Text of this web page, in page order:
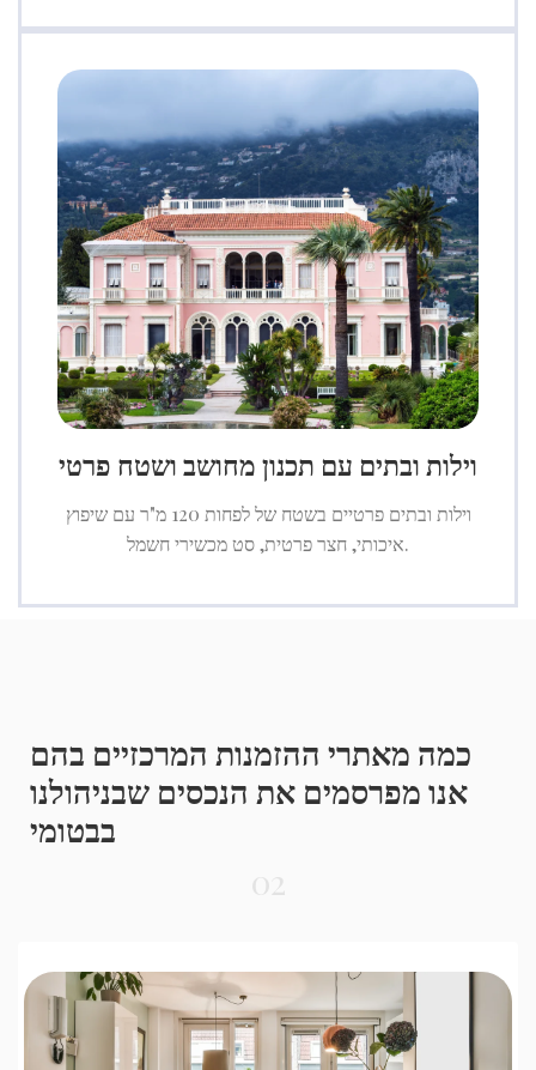
וילות ובתים עם תכנון מחושב ושטח פרטי
וילות ובתים פרטיים בשטח של לפחות 120 מ"ר עם שיפוץ
איכותי, חצר פרטית, סט מכשירי חשמל.
כמה מאתרי ההזמנות המרכזיים בהם
אנו מפרסמים את הנכסים שבניהולנו
בבטומי